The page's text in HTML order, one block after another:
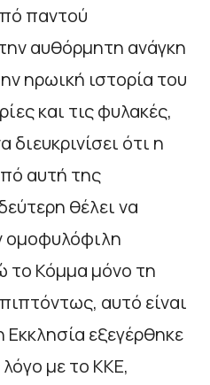
παντού
αυθόρμητη ανάγκη
ηρωική ιστορία του
και τις φυλακές,
ότι η
αυτή της
θέλει να
ομοφυλόφιλη
το Κόμμα μόνο τη
αυτό είναι
εξεγέρθηκε
με το ΚΚΕ,